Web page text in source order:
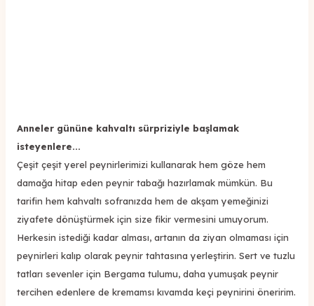
Anneler gününe kahvaltı sürpriziyle başlamak
isteyenlere...
Çeşit çeşit yerel peynirlerimizi kullanarak hem göze hem
damağa hitap eden peynir tabağı hazırlamak mümkün. Bu
tarifin hem kahvaltı sofranızda hem de akşam yemeğinizi
ziyafete dönüştürmek için size fikir vermesini umuyorum.
Herkesin istediği kadar alması, artanın da ziyan olmaması için
peynirleri kalıp olarak peynir tahtasına yerleştirin. Sert ve tuzlu
tatları sevenler için Bergama tulumu, daha yumuşak peynir
tercihen edenlere de kremamsı kıvamda keçi peynirini öneririm.